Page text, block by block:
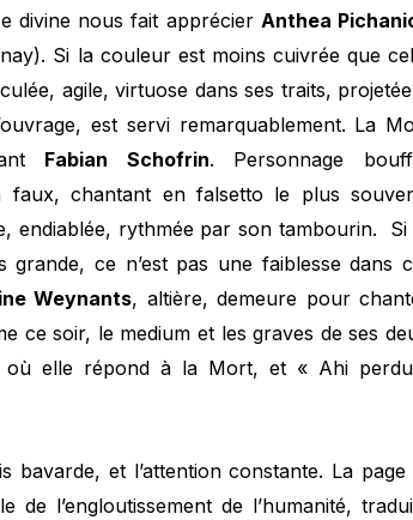
divine nous fait apprécier Anthea
Si la couleur est moins cuivrée que
agile, virtuose dans ses traits,
est servi remarquablement. La
Fabian Schofrin. Personnage
faux, chantant en falsetto le plus
endiablée, rythmée par son tambourin. Si
grande, ce n’est pas une faiblesse dans
Weynants, altière, demeure pour
ce soir, le medium et les graves de ses
elle répond à la Mort, et « Ahi
bavarde, et l’attention constante. La page
de l’engloutissement de l’humanité,